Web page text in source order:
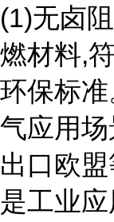
(1)无卤
燃材料,
环保标
气应用
出口欧盟
是工业